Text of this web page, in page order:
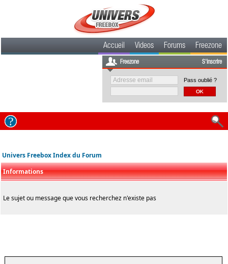
Accueil Videos Forums Freezone
Freezone S'inscrire
Pass oublié ?
Univers Freebox Index du Forum
Informations
Le sujet ou message que vous recherchez n'existe pas